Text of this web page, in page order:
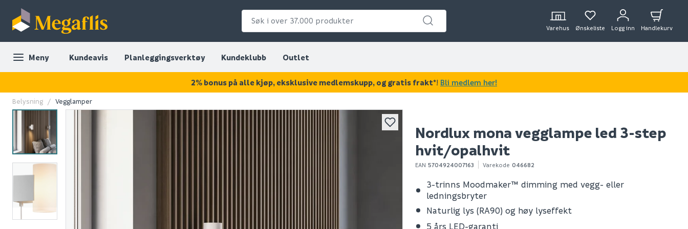
Varehus Ønskeliste Logg inn Handlekurv
Meny Kundeavis Planleggingsverktøy Kundeklubb Outlet
KAN DISSE VÆRE AV INTERESSE?
Belysning Vegglamper
Nordlux mona vegglampe led 3-step
hvit/opalhvit
EAN 5704924007163 Varekode 046682
3-trinns Moodmaker™ dimming med vegg- eller
ledningsbryter
Naturlig lys (RA90) og høy lyseffekt
5 års LED-garanti
2% bonus på alle kjøp, eksklusive medlemskupp, og gratis frakt*! Bli medlem her!